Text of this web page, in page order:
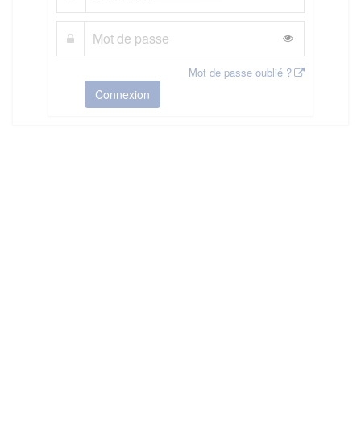
Mot de passe oublié ?
Connexion